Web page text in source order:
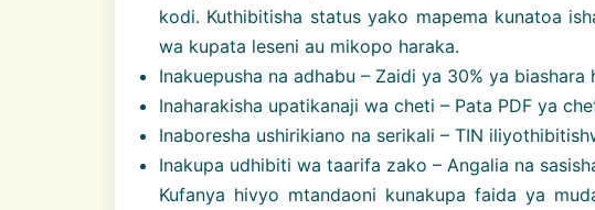
kodi. Kuthibitisha status yako mapema kunatoa
wa kupata leseni au mikopo haraka.
Inakuepusha na adhabu – Zaidi ya 30% ya
Inaharakisha upatikanaji wa cheti – Pata PDF ya
Inaboresha ushirikiano na serikali – TIN
Inakupa udhibiti wa taarifa zako – Angalia na
Kufanya hivyo mtandaoni kunakupa faida ya